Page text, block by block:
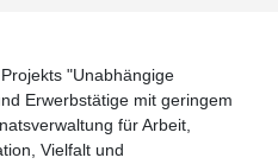
"Unabhängige
Erwerbstätige mit geringem
für Arbeit,
Vielfalt und